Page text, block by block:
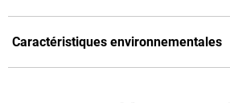
Caractéristiques environnementales